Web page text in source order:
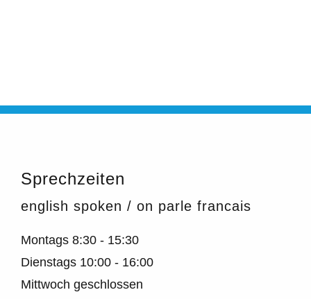
Sprechzeiten
english spoken / on parle francais
Montags 8:30 - 15:30
Dienstags 10:00 - 16:00
Mittwoch geschlossen